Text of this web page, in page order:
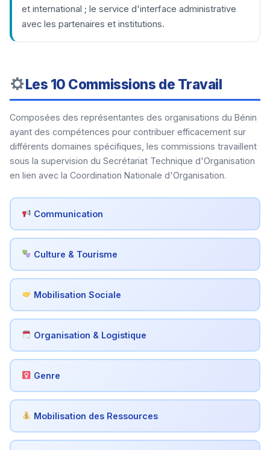
et international ; le service d'interface administrative
avec les partenaires et institutions.
Les 10 Commissions de Travail
Composées des représentantes des organisations du Bénin
ayant des compétences pour contribuer efficacement sur
différents domaines spécifiques, les commissions travaillent
sous la supervision du Secrétariat Technique d'Organisation
en lien avec la Coordination Nationale d'Organisation.
Communication
Culture & Tourisme
Mobilisation Sociale
Organisation & Logistique
Genre
Mobilisation des Ressources